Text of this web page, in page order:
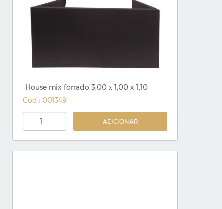
House mix forrado 3,00 x 1,00 x 1,10
Cód.: 001349
ADICIONAR